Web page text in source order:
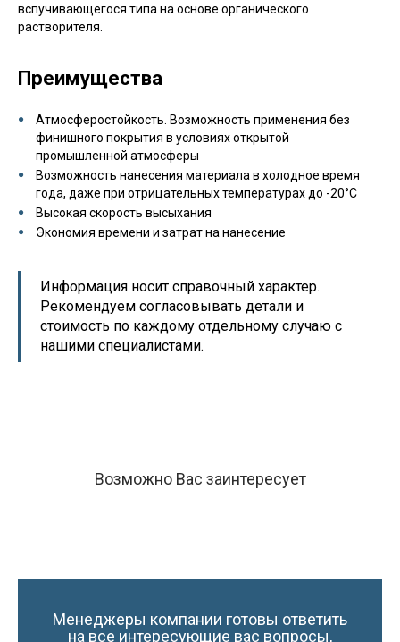
вспучивающегося типа на основе органического
растворителя.
Преимущества
Атмосферостойкость. Возможность применения без
финишного покрытия в условиях открытой
промышленной атмосферы
Возможность нанесения материала в холодное время
года, даже при отрицательных температурах до -20°С
Высокая скорость высыхания
Экономия времени и затрат на нанесение
Информация носит справочный характер.
Рекомендуем согласовывать детали и
стоимость по каждому отдельному случаю с
нашими специалистами.
Возможно Вас заинтересует
Менеджеры компании готовы ответить
на все интересующие вас вопросы,